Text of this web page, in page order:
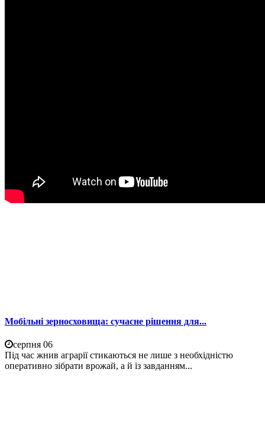
Мобільні зерносховища: сучасне рішення для...
серпня 06
Під час жнив аграрії стикаються не лише з необхідністю
оперативно зібрати врожай, а й із завданням...